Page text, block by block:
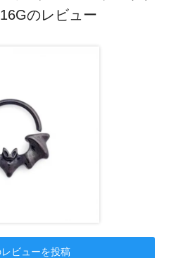
のレビュー
ビューを投稿